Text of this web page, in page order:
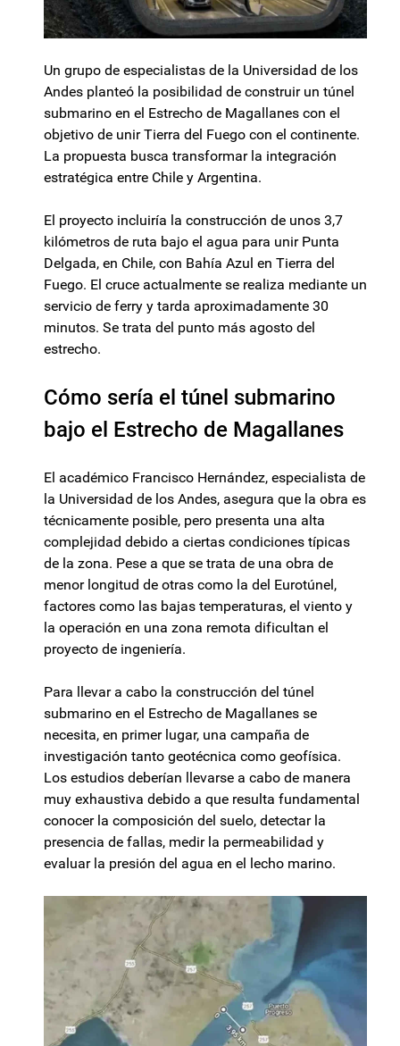
Un grupo de especialistas de la Universidad de los
Andes planteó la posibilidad de construir un túnel
submarino en el Estrecho de Magallanes con el
objetivo de unir Tierra del Fuego con el continente.
La propuesta busca transformar la integración
estratégica entre Chile y Argentina.
El proyecto incluiría la construcción de unos 3,7
kilómetros de ruta bajo el agua para unir Punta
Delgada, en Chile, con Bahía Azul en Tierra del
Fuego. El cruce actualmente se realiza mediante un
servicio de ferry y tarda aproximadamente 30
minutos. Se trata del punto más agosto del
estrecho.
Cómo sería el túnel submarino
bajo el Estrecho de Magallanes
El académico Francisco Hernández, especialista de
la Universidad de los Andes, asegura que la obra es
técnicamente posible, pero presenta una alta
complejidad debido a ciertas condiciones típicas
de la zona. Pese a que se trata de una obra de
menor longitud de otras como la del Eurotúnel,
factores como las bajas temperaturas, el viento y
la operación en una zona remota dificultan el
proyecto de ingeniería.
Para llevar a cabo la construcción del túnel
submarino en el Estrecho de Magallanes se
necesita, en primer lugar, una campaña de
investigación tanto geotécnica como geofísica.
Los estudios deberían llevarse a cabo de manera
muy exhaustiva debido a que resulta fundamental
conocer la composición del suelo, detectar la
presencia de fallas, medir la permeabilidad y
evaluar la presión del agua en el lecho marino.